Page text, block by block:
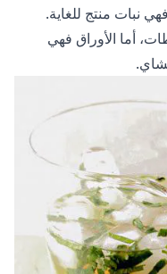
نبات منتج للغاية.
أما الأوراق فهي